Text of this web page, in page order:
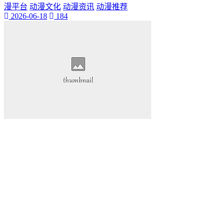
漫平台 动漫文化 动漫资讯 动漫推荐
2026-06-18
184